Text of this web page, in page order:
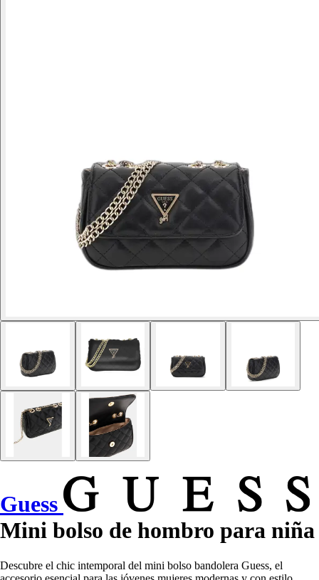
Guess
Mini bolso de hombro para niña
Descubre el chic intemporal del mini bolso bandolera Guess, el